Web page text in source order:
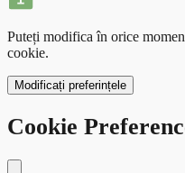
Puteți modifica în orice
cookie.
Modificați preferințele
Cookie